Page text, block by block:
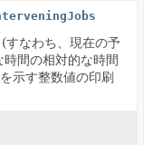
すなわち、現在の予
間の相対的な時間
示す整数値の印刷